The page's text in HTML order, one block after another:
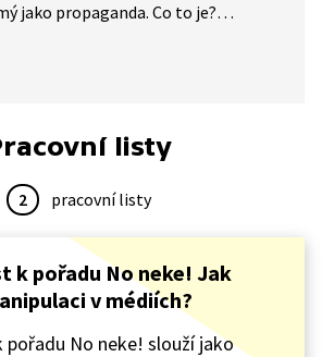
jako propaganda. Co to je?
s profesorem Žeprejem.
listy
2 pracovní listy
k pořadu No neke! Jak
v médiích?
No neke! slouží jako